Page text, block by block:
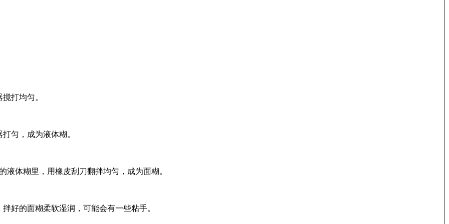
打均匀。
匀，成为液体糊。
体糊里，用橡皮刮刀翻拌均匀，成为面糊。
好的面糊柔软湿润，可能会有一些粘手。